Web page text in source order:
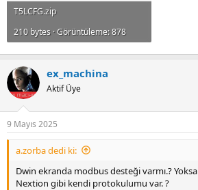
T5LCFG.zip
210 bytes · Görüntüleme: 878
ex_machina
Aktif Üye
9 Mayıs 2025
a.zorba dedi ki:
Dwin ekranda modbus desteği varmı.? Yoksa
Nextion gibi kendi protokulumu var. ?